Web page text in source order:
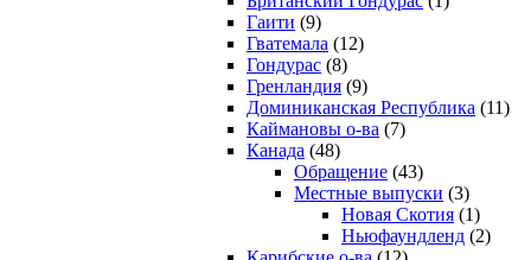
Гаити (9)
Гватемала (12)
Гондурас (8)
Гренландия (9)
Доминиканская Республика (11)
Каймановы о-ва (7)
Канада (48)
Обращение (43)
Местные выпуски (3)
Новая Скотия (1)
Ньюфаундленд (2)